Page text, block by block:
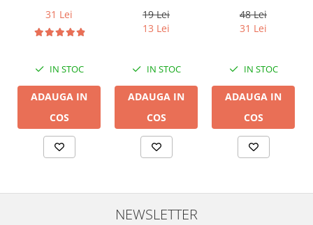
DB 16/2,
conductor cupru
LGC
31 Lei
IN STOC
ADAUGA IN
COS
14B, 2 x 2mm
19 Lei
13 Lei
IN STOC
ADAUGA IN
COS
48 Lei
31 Lei
IN STOC
ADAUGA IN
COS
NEWSLETTER